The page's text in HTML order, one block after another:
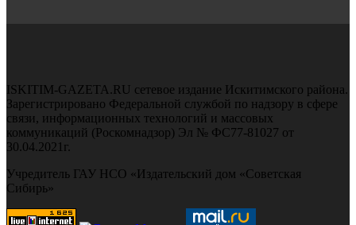
ISKITIM-GAZETA.RU сетевое издание Искитимского района.
Зарегистрировано Федеральной службой по надзору в сфере
связи, информационных технологий и массовых
коммуникаций (Роскомнадзор) Эл № ФС77-81027 от
30.04.2021г.
Учредитель ГАУ НСО «Издательский дом «Советская
Сибирь»